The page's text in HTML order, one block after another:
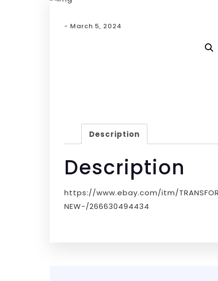
- March 5, 2024
Description
Description
https://www.ebay.com/itm/
NEW-/266630494434